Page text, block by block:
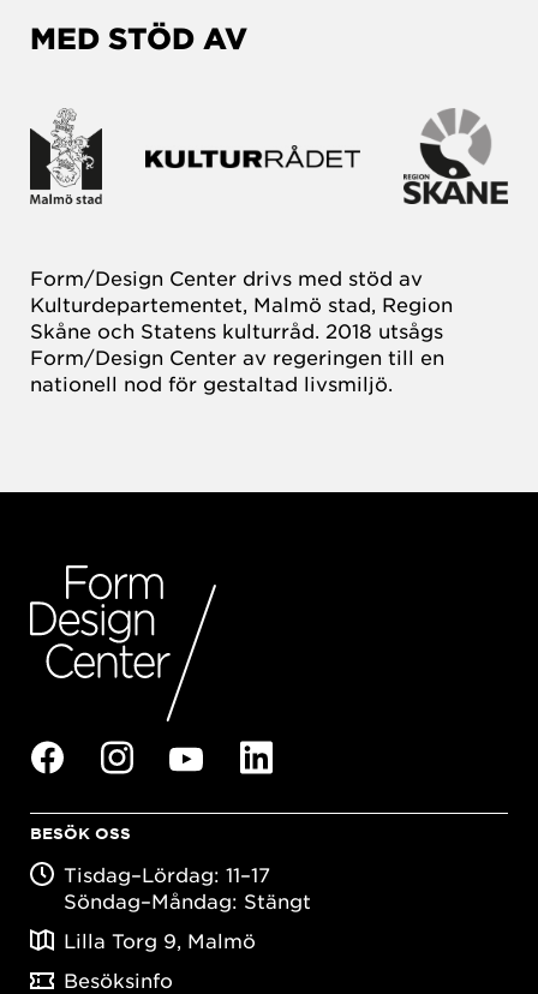
MED STÖD AV
Form/Design Center drivs med stöd av
Kulturdepartementet, Malmö stad, Region
Skåne och Statens kulturråd. 2018 utsågs
Form/Design Center av regeringen till en
nationell nod för gestaltad livsmiljö.
BESÖK OSS
Tisdag–Lördag: 11–17
Söndag–Måndag: Stängt
Lilla Torg 9, Malmö
Besöksinfo